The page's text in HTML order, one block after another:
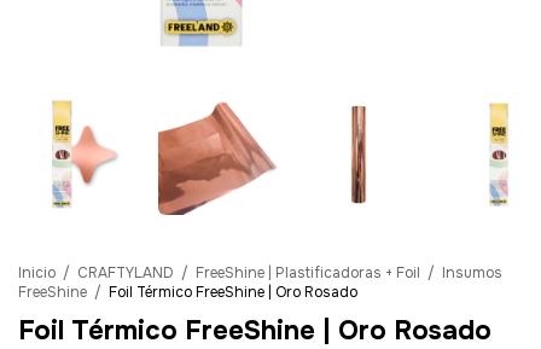
Inicio / CRAFTYLAND / FreeShine | Plastificadoras + Foil / Insumos
FreeShine / Foil Térmico FreeShine | Oro Rosado
Foil Térmico FreeShine | Oro Rosado